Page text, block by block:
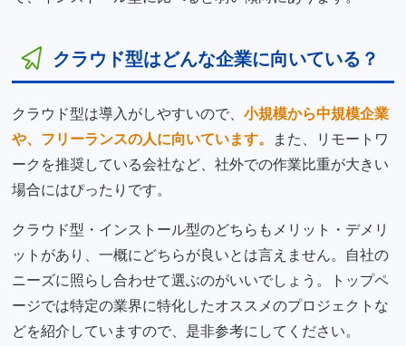
クラウド型はどんな企業に向いている？
クラウド型は導入がしやすいので、小規模から中規模企業
や、フリーランスの人に向いています。
また、リモートワ
ークを推奨している会社など、社外での作業比重が大きい
場合にはぴったりです。
クラウド型・インストール型のどちらもメリット・デメリ
ットがあり、一概にどちらが良いとは言えません。自社の
ニーズに照らし合わせて選ぶのがいいでしょう。トップペ
ージでは特定の業界に特化したオススメのプロジェクトな
どを紹介していますので、是非参考にしてください。